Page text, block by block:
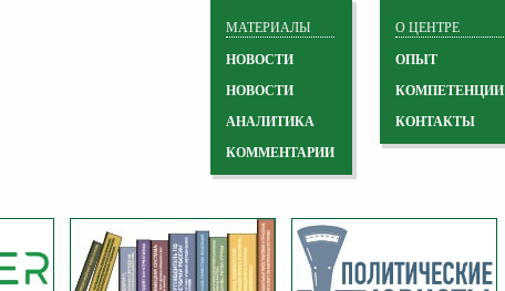
О ЦЕНТРЕ
ОПЫТ
КОМПЕТЕНЦИИ
КОНТАКТЫ
МАТЕРИАЛЫ
НОВОСТИ
НОВОСТИ
АНАЛИТИКА
КОММЕНТАРИИ